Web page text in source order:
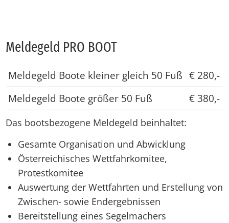
Mel­de­geld PRO BOOT
Meldegeld Boote kleiner gleich 50 Fuß € 280,-
Meldegeld Boote größer 50 Fuß
€ 380,-
Das bootsbezogene Meldegeld beinhaltet:
Gesamte Organisation und Abwicklung
Österreichisches Wettfahrkomitee,
Protestkomitee
Auswertung der Wettfahrten und Erstellung von
Zwischen- sowie Endergebnissen
Bereitstellung eines Segelmachers